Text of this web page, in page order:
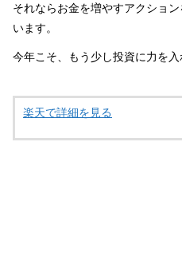
それならお金を増やすアクショ
います。
今年こそ、もう少し投資に力を
楽天で詳細を見る